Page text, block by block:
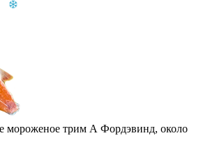
мороженое трим А Фордэвинд, около